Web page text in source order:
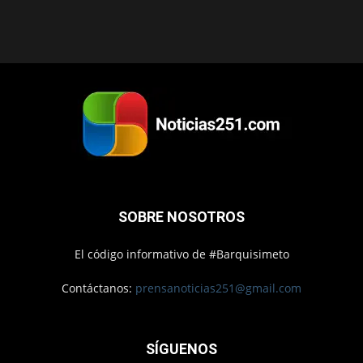
SOBRE NOSOTROS
El código informativo de #Barquisimeto
Contáctanos: prensanoticias251@gmail.com
SÍGUENOS